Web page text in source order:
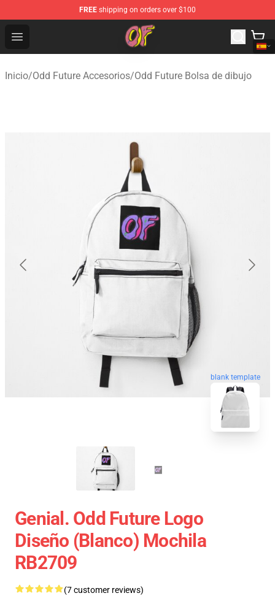
FREE shipping on orders over $100
Open menu
Odd Future Shop - Official Odd Future Merchandise Store
Inicio/Odd Future Accesorios/Odd Future Bolsa de dibujo
blank template
Genial. Odd Future Logo
Diseño (blanco) Mochila
RB2709
(7 customer reviews)